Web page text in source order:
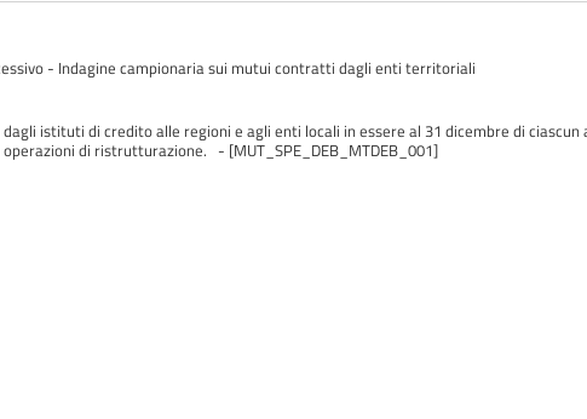
- Indagine campionaria sui mutui contratti dagli enti territoriali
istituti di credito alle regioni e agli enti locali in essere al 31 dicembre di ciascun
di ristrutturazione. - [MUT_SPE_DEB_MTDEB_001]